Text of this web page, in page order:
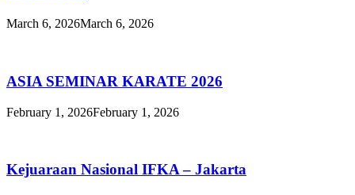
March 6, 2026March 6, 2026
ASIA SEMINAR KARATE 2026
February 1, 2026February 1, 2026
Kejuaraan Nasional IFKA – Jakarta